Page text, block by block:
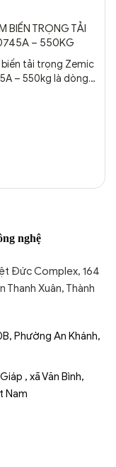
BIẾN TRỌNG TẢI
– 550KG
tải trọng Zemic
– 550kg là dòng
khắc nghiệt.
nghệ
Đức Complex, 164
Thanh Xuân, Thành
Phường An Khánh,
, xã Văn Bình,
Nam